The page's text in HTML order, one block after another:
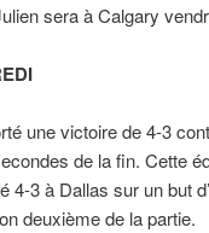
sera à Calgary
une victoire de 4-3
de la fin. Cette
4-3 à Dallas sur un but
deuxième de la partie.